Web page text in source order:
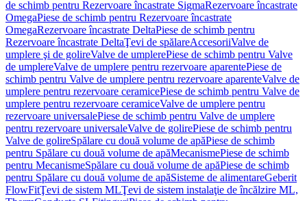
de schimb pentru Rezervoare încastrate SigmaRezervoare încastrate
OmegaPiese de schimb pentru Rezervoare încastrate
OmegaRezervoare încastrate DeltaPiese de schimb pentru
Rezervoare încastrate DeltaŢevi de spălareAccesoriiValve de
umplere şi de golireValve de umplerePiese de schimb pentru Valve
de umplereValve de umplere pentru rezervoare aparentePiese de
schimb pentru Valve de umplere pentru rezervoare aparenteValve de
umplere pentru rezervoare ceramicePiese de schimb pentru Valve de
umplere pentru rezervoare ceramiceValve de umplere pentru
rezervoare universalePiese de schimb pentru Valve de umplere
pentru rezervoare universaleValve de golirePiese de schimb pentru
Valve de golireSpălare cu două volume de apăPiese de schimb
pentru Spălare cu două volume de apăMecanismePiese de schimb
pentru MecanismeSpălare cu două volume de apăPiese de schimb
pentru Spălare cu două volume de apăSisteme de alimentareGeberit
FlowFitŢevi de sistem MLŢevi de sistem instalaţie de încălzire ML,